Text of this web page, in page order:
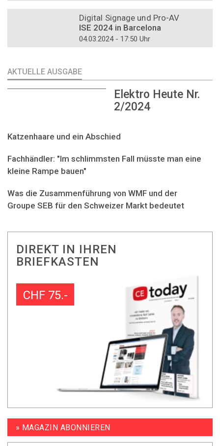
Digital Signage und Pro-AV
ISE 2024 in Barcelona
04.03.2024 - 17:50 Uhr
AKTUELLE AUSGABE
Elektro Heute Nr.
2/2024
Katzenhaare und ein Abschied
Fachhändler: "Im schlimmsten Fall müsste man eine
kleine Rampe bauen"
Was die Zusammenführung von WMF und der
Groupe SEB für den Schweizer Markt bedeutet
DIREKT IN IHREN
BRIEFKASTEN
CHF 75.-
» MAGAZIN ABONNIEREN